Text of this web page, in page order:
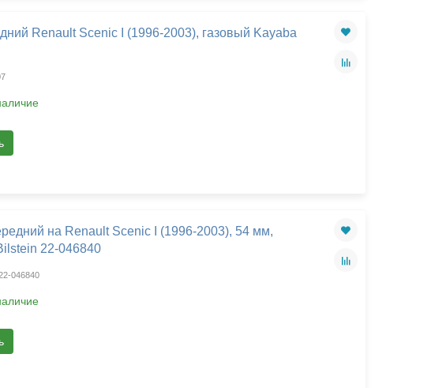
Renault Scenic I (1996-2003), газовый Kayaba
на Renault Scenic I (1996-2003), 54 мм,
22-046840
046840